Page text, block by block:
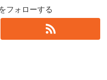
フォローする